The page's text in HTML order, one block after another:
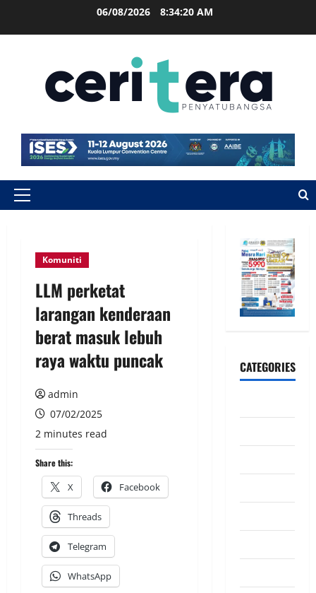
06/08/2026 8:34:21 AM
Komuniti
LLM perketat
larangan kenderaan
berat masuk lebuh
raya waktu puncak
admin
07/02/2025
2 minutes read
Share this:
X Facebook
Threads
Telegram
WhatsApp
CATEGORIES